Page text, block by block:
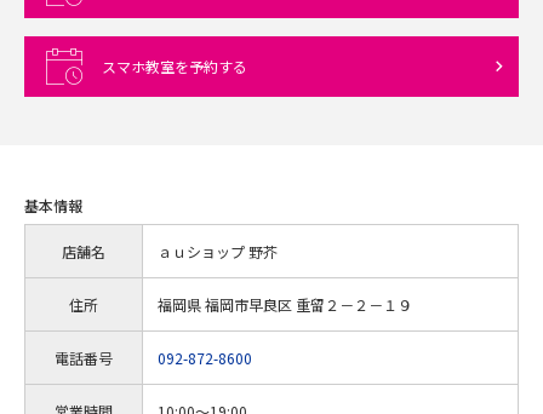
スマホ教室を予約する
基本情報
店舗名 ａｕショップ 野芥
住所 福岡県 福岡市早良区 重留２－２－１９
電話番号 092-872-8600